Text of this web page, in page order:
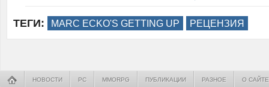
ТЕГИ: MARC ECKO'S GETTING UP РЕЦЕНЗИЯ
НОВОСТИ PC MMORPG ПУБЛИКАЦИИ РАЗНОЕ О САЙТЕ